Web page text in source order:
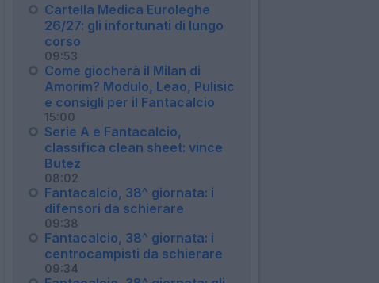
Cartella Medica Euroleghe
26/27: gli infortunati di lungo
corso
09:53
Come giocherà il Milan di
Amorim? Modulo, Leao, Pulisic
e consigli per il Fantacalcio
15:00
Serie A e Fantacalcio,
classifica clean sheet: vince
Butez
08:02
Fantacalcio, 38^ giornata: i
difensori da schierare
09:38
Fantacalcio, 38^ giornata: i
centrocampisti da schierare
09:34